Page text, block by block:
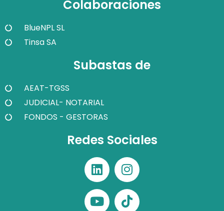
Colaboraciones
BlueNPL SL
Tinsa SA
Subastas de
AEAT-TGSS
JUDICIAL- NOTARIAL
FONDOS - GESTORAS
Redes Sociales